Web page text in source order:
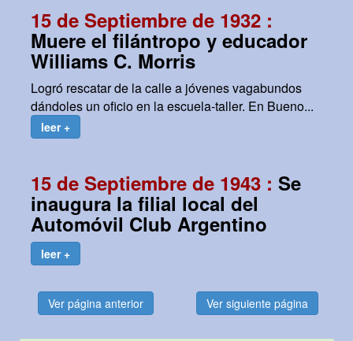
15 de Septiembre de 1932 :
Muere el filántropo y educador
Williams C. Morris
Logró rescatar de la calle a jóvenes vagabundos
dándoles un oficio en la escuela-taller. En Bueno...
leer +
15 de Septiembre de 1943 : Se
inaugura la filial local del
Automóvil Club Argentino
leer +
Ver página anterior Ver siguiente página